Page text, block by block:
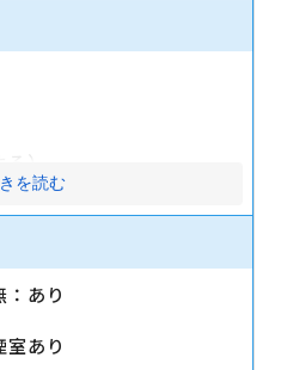
）
を読む
：あり
室あり